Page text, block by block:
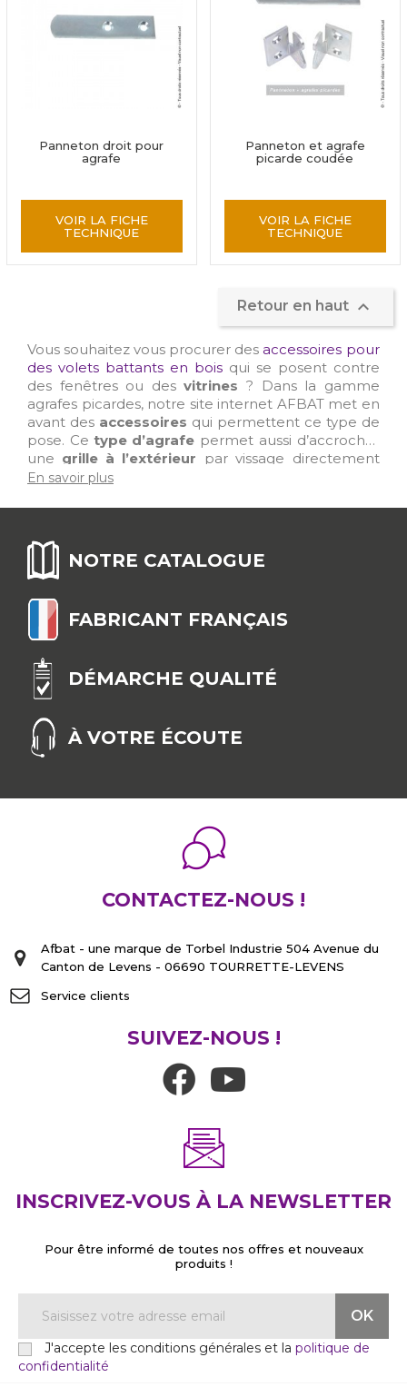
Panneton droit pour
agrafe
VOIR LA FICHE
TECHNIQUE
Panneton et agrafe
picarde coudée
VOIR LA FICHE
TECHNIQUE
Retour en haut 
Vous souhaitez vous procurer des accessoires pour
des volets battants en bois qui se posent contre
des fenêtres ou des vitrines ? Dans la gamme
agrafes picardes, notre site internet AFBAT met en
avant des accessoires qui permettent ce type de
pose. Ce type d’agrafe permet aussi d’accrocher
une grille à l’extérieur par vissage directement
sur la façade.
En savoir plus
NOTRE CATALOGUE
FABRICANT FRANÇAIS
DÉMARCHE QUALITÉ
À VOTRE ÉCOUTE
CONTACTEZ-NOUS !
Afbat - une marque de Torbel Industrie 504 Avenue du
Canton de Levens - 06690 TOURRETTE-LEVENS
Service clients
SUIVEZ-NOUS !
INSCRIVEZ-VOUS À LA NEWSLETTER
Pour être informé de toutes nos offres et nouveaux
produits !
J'accepte les conditions générales et la politique de
confidentialité